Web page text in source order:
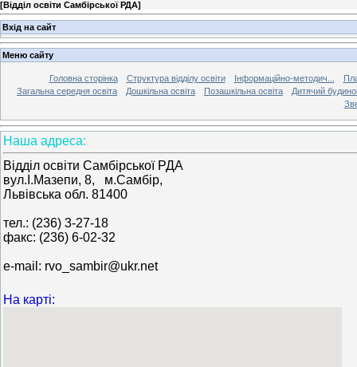
[Відділ освіти Самбірської РДА]
Вхід на сайт
Меню сайту
Головна сторінка Структура відділу освіти Інформаційно-методич...
Загальна середня освіта
Дошкільна освіта Позашкільна освіта
Дитячий
Наша адреса:
Відділ освіти Самбірської РДА
вул.І.Мазепи, 8, м.Самбір,
Львівська обл. 81400
тел.: (236) 3-27-18
факс: (236) 6-02-32
e-mail: rvo_sambir@ukr.net
На карті: